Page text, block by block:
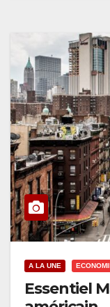
A LA UNE
Essentiel